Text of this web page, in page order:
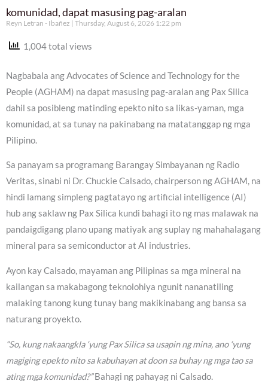
komunidad, dapat masusing pag-aralan
Reyn Letran - Ibañez Thursday, August 6, 2026 1:22 pm
1,004 total views
Nagbabala ang Advocates of Science and Technology for the
People (AGHAM) na dapat masusing pag-aralan ang Pax Silica
dahil sa posibleng matinding epekto nito sa likas-yaman, mga
komunidad, at sa tunay na pakinabang na matatanggap ng mga
Pilipino.
Sa panayam sa programang Barangay Simbayanan ng Radio
Veritas, sinabi ni Dr. Chuckie Calsado, chairperson ng AGHAM, na
hindi lamang simpleng pagtatayo ng artificial intelligence (AI)
hub ang saklaw ng Pax Silica kundi bahagi ito ng mas malawak na
pandaigdigang plano upang matiyak ang suplay ng mahahalagang
mineral para sa semiconductor at AI industries.
Ayon kay Calsado, mayaman ang Pilipinas sa mga mineral na
kailangan sa makabagong teknolohiya ngunit nananatiling
malaking tanong kung tunay bang makikinabang ang bansa sa
naturang proyekto.
“So, kung nakaangkla ‘yung Pax Silica sa usapin ng mina, ano ‘yung
magiging epekto nito sa kabuhayan at doon sa buhay ng mga tao sa
ating mga komunidad?”Bahagi ng pahayag ni Calsado.